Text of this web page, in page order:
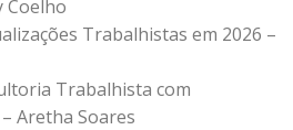
Coelho
Trabalhistas em 2026 –
Trabalhista com
Aretha Soares